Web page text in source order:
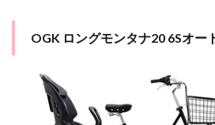
OGK ロングモンタナ20 6Sオー